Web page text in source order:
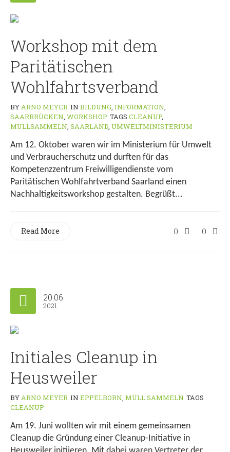
Workshop mit dem
Paritätischen
Wohlfahrtsverband
BYARNO MEYER IN BILDUNG, INFORMATION,
SAARBRÜCKEN, WORKSHOP TAGS CLEANUP,
MÜLLSAMMELN, SAARLAND, UMWELTMINISTERIUM
Am 12. Oktober waren wir im Ministerium für Umwelt
und Verbraucherschutz und durften für das
Kompetenzzentrum Freiwilligendienste vom
Paritätischen Wohlfahrtverband Saarland einen
Nachhaltigkeitsworkshop gestalten. Begrüßt...
0 0
Read More
20.06
2021
Initiales Cleanup in
Heusweiler
BYARNO MEYER IN EPPELBORN, MÜLL SAMMELN TAGS
CLEANUP
Am 19. Juni wollten wir mit einem gemeinsamen
Cleanup die Gründung einer Cleanup-Initiative in